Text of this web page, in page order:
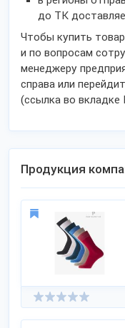
до ТК
Чтобы купить
и по вопросам
менеджеру
справа или
(ссылка во вкладке
Продукция